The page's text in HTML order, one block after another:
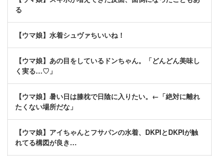
る
【ウマ娘】水着シュヴァちいいね！
【ウマ娘】あの目をしているドンちゃん。「どんどん美味し
く実る…♡」
【ウマ娘】暑い日は膝枕で日陰に入りたい。←「絶対に離れ
たくない場所だな」
【ウマ娘】アイちゃんとフサパンの水着、DKPIとDKPIが触
れてる構図が良き…